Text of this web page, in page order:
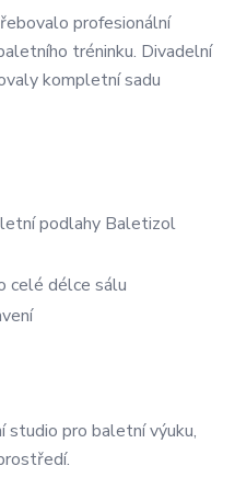
profesionální
tréninku. Divadelní
kompletní sadu
podlahy Baletizol
celé délce sálu
studio pro baletní výuku,